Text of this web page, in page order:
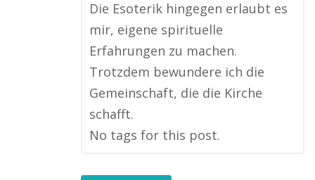
Die Esoterik hingegen erlaubt es
mir, eigene spirituelle
Erfahrungen zu machen.
Trotzdem bewundere ich die
Gemeinschaft, die die Kirche
schafft.
No tags for this post.